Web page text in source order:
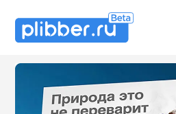
Some SEO Title